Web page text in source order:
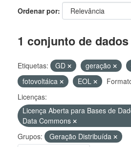
Ordenar por
1 conjunto de
Etiquetas: GD geração
fotovoltáica
EOL
Licenças:
Licença Aberta para Bases de
Data Commons
Grupos:
Geração Distribuída